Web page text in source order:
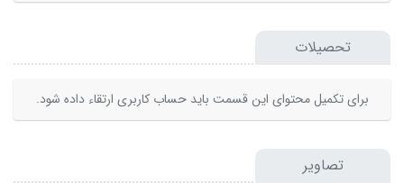
تحصیلات
برای تکمیل محتوای این قسمت باید حساب کاربری ارتقاء داده شود.
تصاویر